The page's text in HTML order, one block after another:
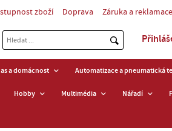
zboží Doprava Záruka a reklamace
a domácnost Automatizace a pneumatická
Hobby Multimédia Nářadí